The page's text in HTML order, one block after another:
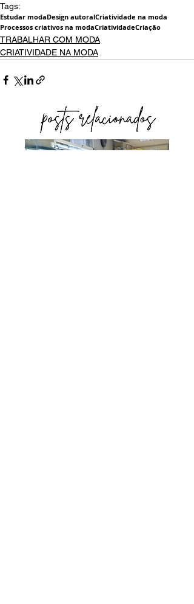
Tags:
Estudar modaDesign autoralCriatividade na moda
Processos criativos na modaCriatividadeCriação
TRABALHAR COM MODA
CRIATIVIDADE NA MODA